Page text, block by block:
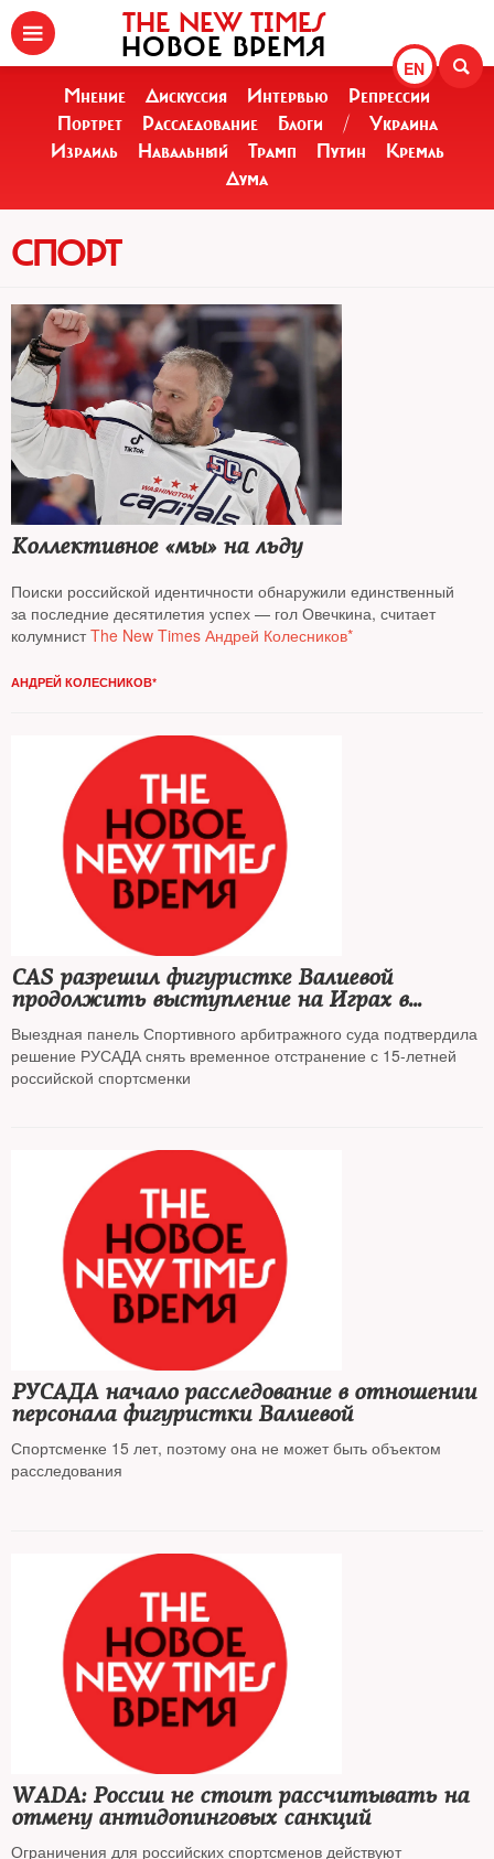
EN
THE NEW TIMES
НОВОЕ ВРЕМЯ
Мнение Дискуссия Интервью
Репрессии
Портрет
Расследование Блоги /
Украина
Израиль
Навальный Трамп Путин
Кремль
Дума
СПОРТ
Коллективное «мы» на льду
Поиски российской идентичности обнаружили единственный
за последние десятилетия успех — гол Овечкина, считает
колумнистThe New Times Андрей Колесников*
АНДРЕЙ КОЛЕСНИКОВ*
CAS разрешил фигуристке Валиевой
продолжить выступление на Играх в
Пекине
Выездная панель Спортивного арбитражного суда подтвердила
решение РУСАДА снять временное отстранение с 15-летней
российской спортсменки
РУСАДА начало расследование в отношении
персонала фигуристки Валиевой
Спортсменке 15 лет, поэтому она не может быть объектом
расследования
WADA: России не стоит рассчитывать на
отмену антидопинговых санкций
Ограничения для российских спортсменов действуют